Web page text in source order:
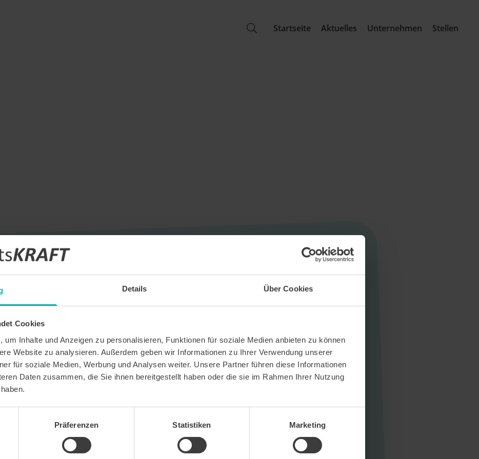
Details Über Cookies
Cookies
um Inhalte und Anzeigen zu personalisieren, Funktionen für soziale Medien anbieten zu können
Website zu analysieren. Außerdem geben wir Informationen zu Ihrer Verwendung unserer
für soziale Medien, Werbung und Analysen weiter. Unsere Partner führen diese Informationen
Daten zusammen, die Sie ihnen bereitgestellt haben oder die sie im Rahmen Ihrer Nutzung
Präferenzen Statistiken Marketing
Startseite Aktuelles Unternehmen Stellen
Termine
und Unternehmensprofile
den kostenlosen Newsletter WirtschaftsKRAFT der INFO -